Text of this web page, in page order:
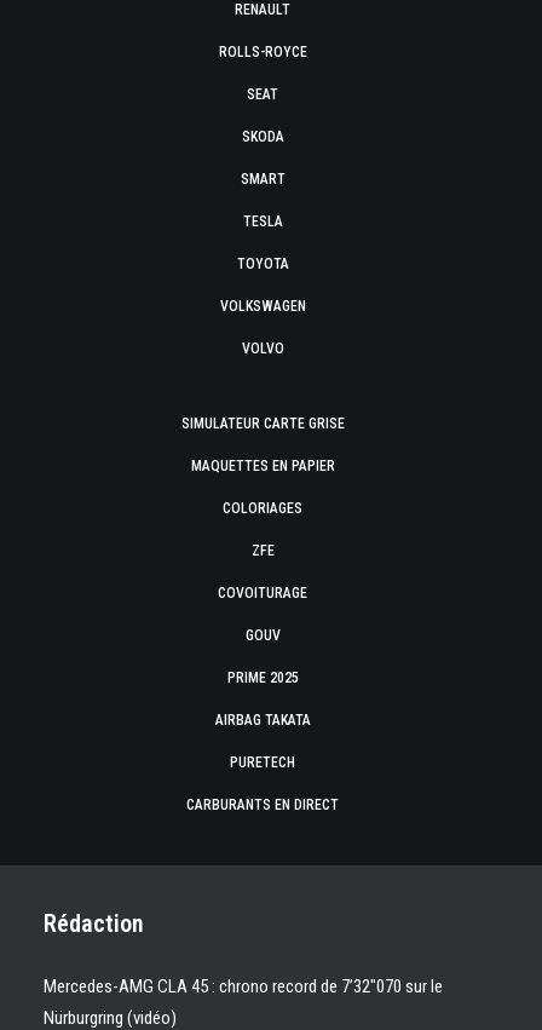
RENAULT
ROLLS-ROYCE
SEAT
SKODA
SMART
TESLA
TOYOTA
VOLKSWAGEN
VOLVO
SIMULATEUR CARTE GRISE
MAQUETTES EN PAPIER
COLORIAGES
ZFE
COVOITURAGE
GOUV
PRIME 2025
AIRBAG TAKATA
PURETECH
CARBURANTS EN DIRECT
Rédaction
Mercedes-AMG CLA 45 : chrono record de 7’32″070 sur le
Nürburgring (vidéo)